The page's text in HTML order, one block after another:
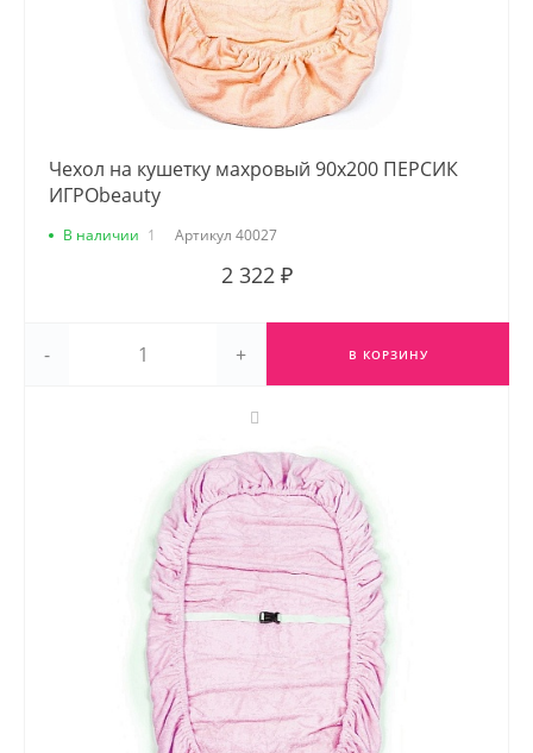
Чехол на кушетку махровый 90х200 ПЕРСИК
ИГРОbeauty
В наличии 1 Артикул 40027
2 322 ₽
- + В КОРЗИНУ